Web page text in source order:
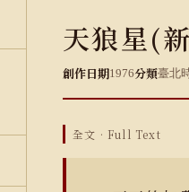
天狼星(
創作日期1976分類臺北
全文 · Full Text